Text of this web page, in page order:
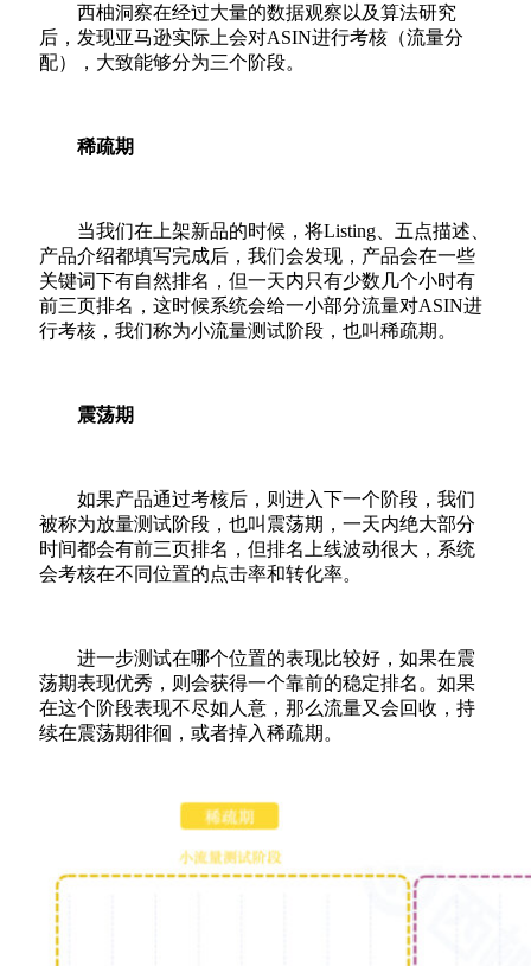
西柚洞察在经过大量的数据观察以及算法研究
后，发现亚马逊实际上会对ASIN进行考核（流量分
配），大致能够分为三个阶段。
稀疏期
当我们在上架新品的时候，将Listing、五点描述、
产品介绍都填写完成后，我们会发现，产品会在一些
关键词下有自然排名，但一天内只有少数几个小时有
前三页排名，这时候系统会给一小部分流量对ASIN进
行考核，我们称为小流量测试阶段，也叫稀疏期。
震荡期
如果产品通过考核后，则进入下一个阶段，我们
被称为放量测试阶段，也叫震荡期，一天内绝大部分
时间都会有前三页排名，但排名上线波动很大，系统
会考核在不同位置的点击率和转化率。
进一步测试在哪个位置的表现比较好，如果在震
荡期表现优秀，则会获得一个靠前的稳定排名。如果
在这个阶段表现不尽如人意，那么流量又会回收，持
续在震荡期徘徊，或者掉入稀疏期。